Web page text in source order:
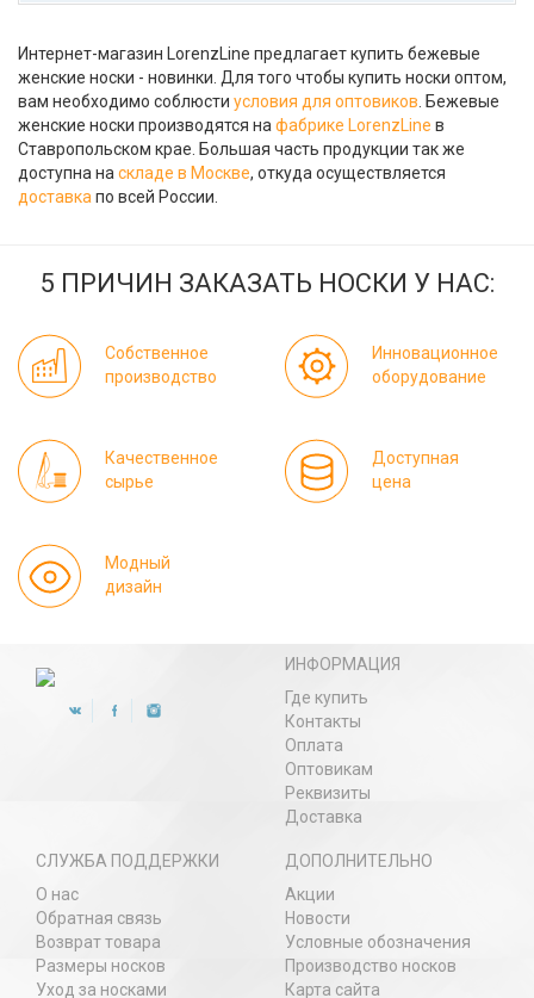
Интернет-магазин LorenzLine предлагает купить бежевые
женские носки - новинки. Для того чтобы купить носки оптом,
вам необходимо соблюсти условия для оптовиков. Бежевые
женские носки производятся нафабрике LorenzLine в
Ставропольском крае. Большая часть продукции так же
доступна наскладе в Москве, откуда осуществляется
доставкапо всей России.
5 ПРИЧИН ЗАКАЗАТЬ НОСКИ У НАС:
Собственное
производство
Инновационное
оборудование
Качественное
сырье
Доступная
цена
Модный
дизайн
ИНФОРМАЦИЯ
Где купить
Контакты
Оплата
Оптовикам
Реквизиты
Доставка
СЛУЖБА ПОДДЕРЖКИ
О нас
Обратная связь
Возврат товара
Размеры носков
Уход за носками
ДОПОЛНИТЕЛЬНО
Акции
Новости
Условные обозначения
Производство носков
Карта сайта